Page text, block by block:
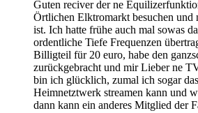
Guten reciver der ne
Örtlichen Elktromarkt besuchen und
ist. Ich hatte frühe auch mal sowas
ordentliche Tiefe Frequenzen
Billigteil für 20 euro, habe den
zurückgebracht und mir Lieber ne
bin ich glücklich, zumal ich sogar
Heimnetztwerk streamen kann und
dann kann ein anderes Mitglied der